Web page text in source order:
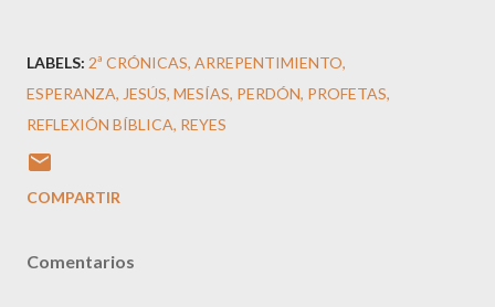
LABELS: 2ª CRÓNICAS ARREPENTIMIENTO
ESPERANZA JESÚS MESÍAS PERDÓN PROFETAS
REFLEXIÓN BÍBLICA REYES
COMPARTIR
Comentarios